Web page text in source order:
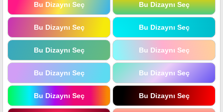
Bu Dizaynı Seç Bu Dizaynı Seç
Bu Dizaynı Seç Bu Dizaynı Seç
Bu Dizaynı Seç Bu Dizaynı Seç
Bu Dizaynı Seç Bu Dizaynı Seç
Bu Dizaynı Seç Bu Dizaynı Seç